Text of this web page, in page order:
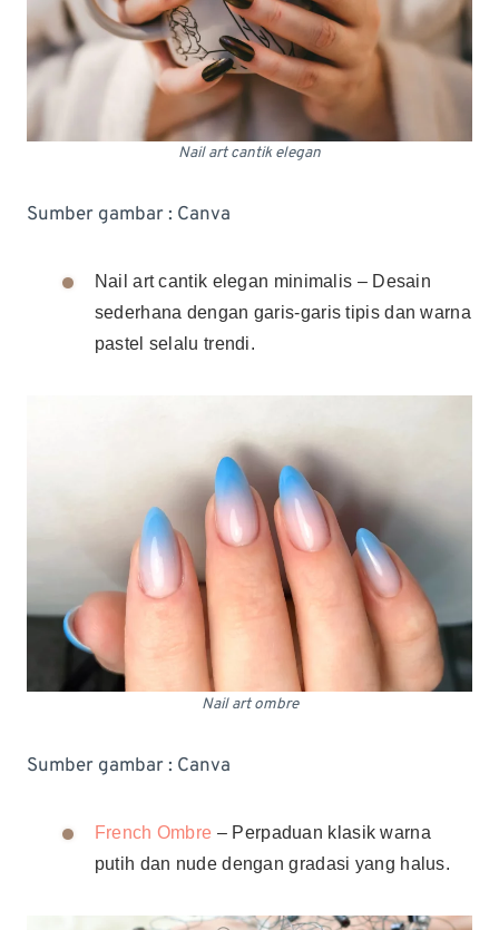
Nail art cantik elegan
Sumber gambar : Canva
Nail art cantik elegan minimalis – Desain
sederhana dengan garis-garis tipis dan warna
pastel selalu trendi.
Nail art ombre
Sumber gambar : Canva
French Ombre – Perpaduan klasik warna
putih dan nude dengan gradasi yang halus.